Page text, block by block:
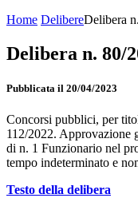
Home DelibereDelibera
Delibera n. 80/
Pubblicata il 20/04/2023
Concorsi pubblici, per
112/2022. Approvazione
di n. 1 Funzionario nel
tempo indeterminato e
Testo della delibera